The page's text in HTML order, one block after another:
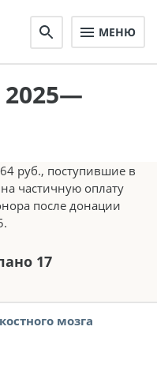
МЕНЮ
руб., поступившие в
частичную оплату
после донации
17
мозга